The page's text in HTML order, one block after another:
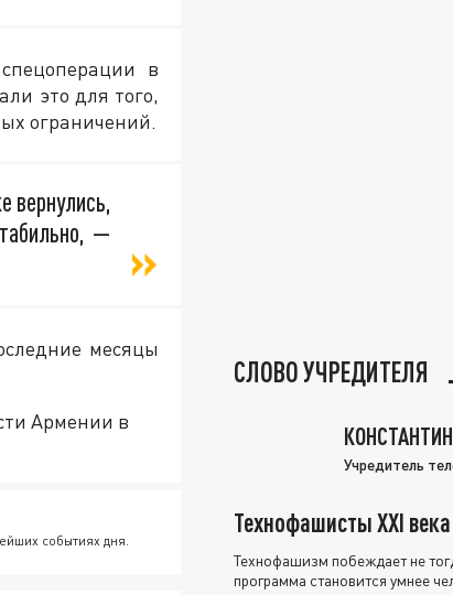
в
это для того,
ограничений.
вернулись,
—
месяцы
Армении в
событиях дня.
СЛОВО УЧРЕДИТЕЛЯ
Учредитель
Технофашисты XXI века
Технофашизм побеждает не
программа становится умнее